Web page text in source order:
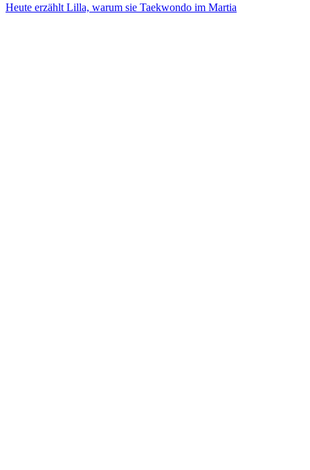
Heute erzählt Lilla, warum sie Taekwondo im Martia